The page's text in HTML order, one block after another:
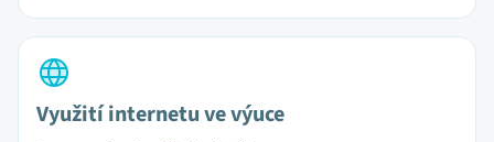
Využití internetu ve výuce